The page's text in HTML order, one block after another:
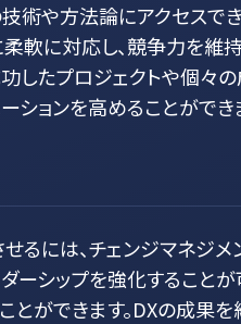
術や方法論にアクセスで
軟に対応し、競争力を維
したプロジェクトや個々
ョンを高めることができ
るには、チェンジマネジ
ーシップを強化すること
ができます。DXの成果